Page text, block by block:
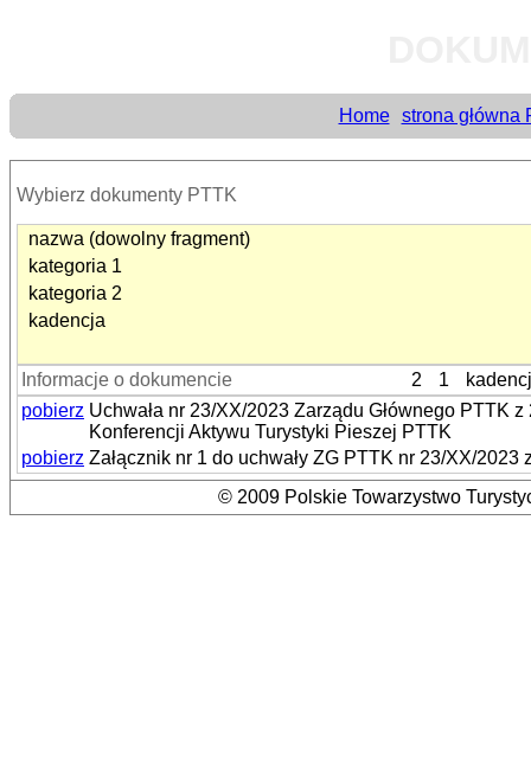
Home strona główna
Wybierz dokumenty PTTK
nazwa (dowolny fragment)
kategoria 1
kategoria 2
kadencja
Informacje o dokumencie 2 1
pobierz Uchwała nr 23/XX/2023 Zarządu Głównego PTTK
Konferencji Aktywu Turystyki Pieszej PTTK
pobierz Załącznik nr 1 do uchwały ZG PTTK nr 23/XX/2023
© 2009 Polskie Towarzystwo